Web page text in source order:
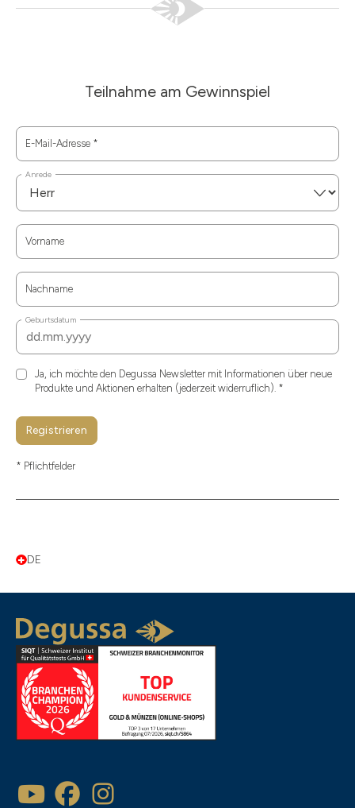
Teilnahme am Gewinnspiel
E-Mail-Adresse *
Anrede
Vorname
Nachname
Geburtsdatum
Ja, ich möchte den Degussa Newsletter mit Informationen über neue
Produkte und Aktionen erhalten (jederzeit widerruflich). *
Registrieren
* Pflichtfelder
DE